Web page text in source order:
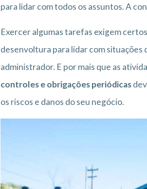
para lidar com todos os assuntos. A
Exercer algumas tarefas exigem certos
desenvoltura para lidar com situações
administrador. E por mais que as
controles e obrigações periódicas
os riscos e danos do seu negócio.